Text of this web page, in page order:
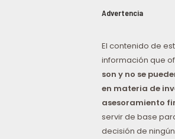
Advertencia
El contenido de
información que
son y no se
en materia de
asesoramiento
servir de base
decisión de